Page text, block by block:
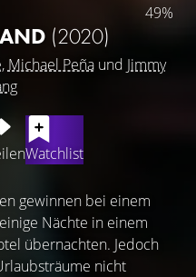
49%
(2020)
, Michael Peñaund Jimmy
Watchlist
gewinnen bei einem
Nächte in einem
übernachten. Jedoch
nicht